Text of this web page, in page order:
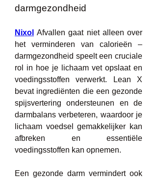
darmgezondheid
Nixol Afvallen gaat niet alleen over
het verminderen van calorieën –
darmgezondheid speelt een cruciale
rol in hoe je lichaam vet opslaat en
voedingsstoffen verwerkt. Lean X
bevat ingrediënten die een gezonde
spijsvertering ondersteunen en de
darmbalans verbeteren, waardoor je
lichaam voedsel gemakkelijker kan
afbreken en essentiële
voedingsstoffen kan opnemen.
Een gezonde darm vermindert ook